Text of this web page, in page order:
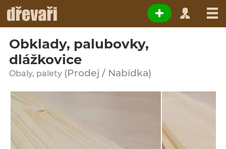
Obklady, palubovky,
dlážkovice
Obaly, palety (Prodej / Nabídka)